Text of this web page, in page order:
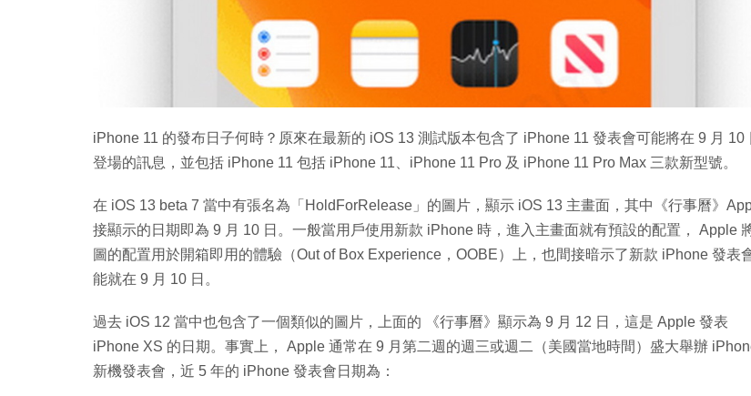
iPhone 11 的發布日子何時？原來在最新的 iOS 13 測試版本包含了 iPhone 11 發表會可能將在 9 月 10
登場的訊息，並包括 iPhone 11 包括 iPhone 11、iPhone 11 Pro 及 iPhone 11 Pro Max 三款新型號。
在 iOS 13 beta 7 當中有張名為「HoldForRelease」的圖片，顯示 iOS 13 主畫面，其中《行事曆》
接顯示的日期即為 9 月 10 日。一般當用戶使用新款 iPhone 時，進入主畫面就有預設的配置， Apple
圖的配置用於開箱即用的體驗（Out of Box Experience，OOBE）上，也間接暗示了新款 iPhone 發表
能就在 9 月 10 日。
過去 iOS 12 當中也包含了一個類似的圖片，上面的 《行事曆》顯示為 9 月 12 日，這是 Apple 發表
iPhone XS 的日期。事實上， Apple 通常在 9 月第二週的週三或週二（美國當地時間）盛大舉辦
新機發表會，近 5 年的 iPhone 發表會日期為：